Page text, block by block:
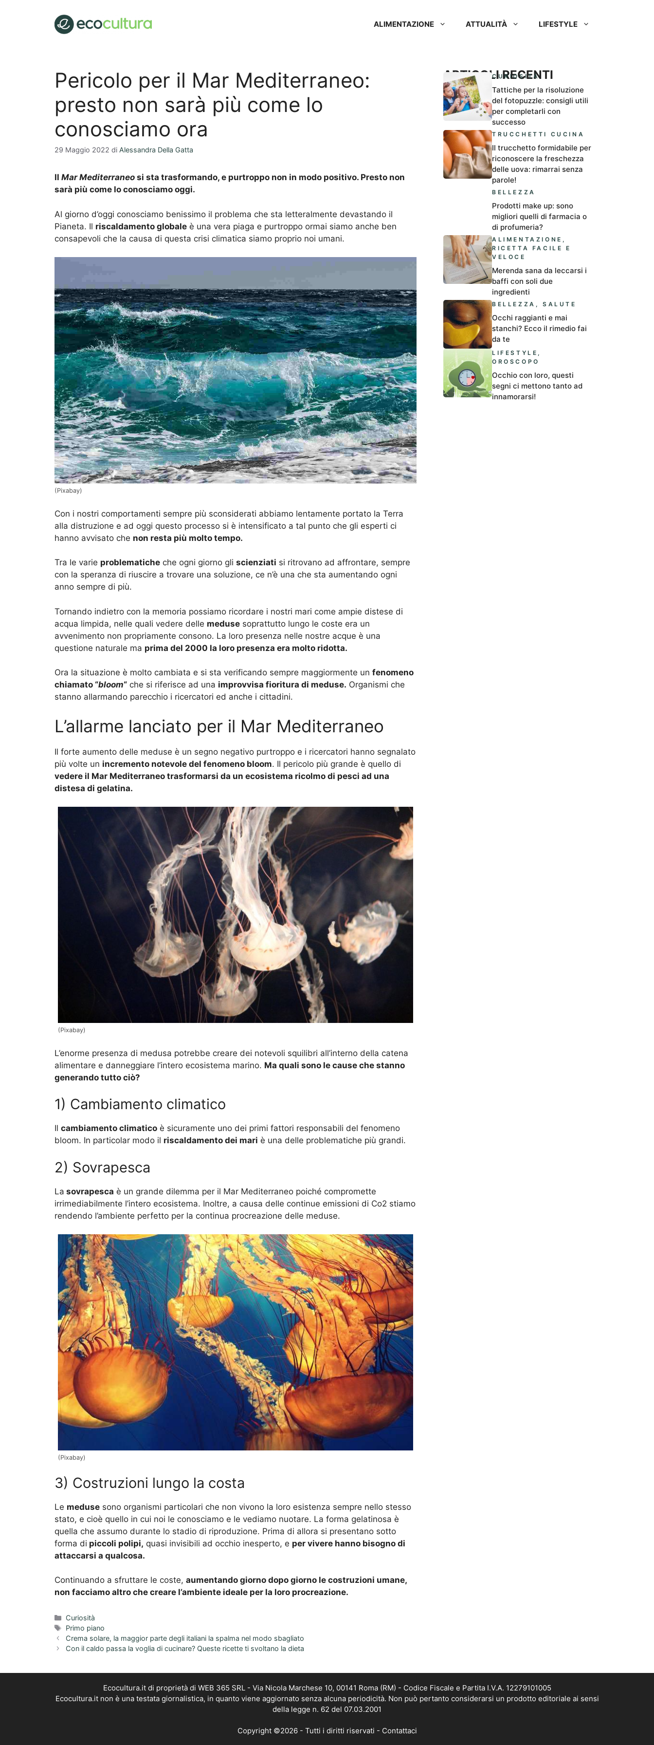
ALIMENTAZIONE ATTUALITÀ LIFESTYLE
Pericolo per il Mar Mediterraneo:
presto non sarà più come lo
conosciamo ora
29 Maggio 2022 di Alessandra Della Gatta
Il Mar Mediterraneo si sta trasformando, e purtroppo non in modo positivo. Presto non
sarà più come lo conosciamo oggi.
Al giorno d’oggi conosciamo benissimo il problema che sta letteralmente devastando il
Pianeta. Il riscaldamento globale è una vera piaga e purtroppo ormai siamo anche ben
consapevoli che la causa di questa crisi climatica siamo proprio noi umani.
(Pixabay)
Con i nostri comportamenti sempre più sconsiderati abbiamo lentamente portato la Terra
alla distruzione e ad oggi questo processo si è intensificato a tal punto che gli esperti ci
hanno avvisato che non resta più molto tempo.
Tra le varie problematiche che ogni giorno gli scienziati si ritrovano ad affrontare, sempre
con la speranza di riuscire a trovare una soluzione, ce n’è una che sta aumentando ogni
anno sempre di più.
Tornando indietro con la memoria possiamo ricordare i nostri mari come ampie distese di
acqua limpida, nelle quali vedere delle meduse soprattutto lungo le coste era un
avvenimento non propriamente consono. La loro presenza nelle nostre acque è una
questione naturale ma prima del 2000 la loro presenza era molto ridotta.
Ora la situazione è molto cambiata e si sta verificando sempre maggiormente un fenomeno
chiamato “bloom“ che si riferisce ad una improvvisa fioritura di meduse. Organismi che
stanno allarmando parecchio i ricercatori ed anche i cittadini.
L’allarme lanciato per il Mar Mediterraneo
Il forte aumento delle meduse è un segno negativo purtroppo e i ricercatori hanno segnalato
più volte un incremento notevole del fenomeno bloom. Il pericolo più grande è quello di
vedere il Mar Mediterraneo trasformarsi da un ecosistema ricolmo di pesci ad una
distesa di gelatina.
(Pixabay)
L’enorme presenza di medusa potrebbe creare dei notevoli squilibri all’interno della catena
alimentare e danneggiare l’intero ecosistema marino. Ma quali sono le cause che stanno
generando tutto ciò?
1) Cambiamento climatico
Il cambiamento climatico è sicuramente uno dei primi fattori responsabili del fenomeno
bloom. In particolar modo il riscaldamento dei mari è una delle problematiche più grandi.
2) Sovrapesca
La sovrapesca è un grande dilemma per il Mar Mediterraneo poiché compromette
irrimediabilmente l’intero ecosistema. Inoltre, a causa delle continue emissioni di Co2 stiamo
rendendo l’ambiente perfetto per la continua procreazione delle meduse.
(Pixabay)
3) Costruzioni lungo la costa
Le meduse sono organismi particolari che non vivono la loro esistenza sempre nello stesso
stato, e cioè quello in cui noi le conosciamo e le vediamo nuotare. La forma gelatinosa è
quella che assumo durante lo stadio di riproduzione. Prima di allora si presentano sotto
forma di piccoli polipi, quasi invisibili ad occhio inesperto, e per vivere hanno bisogno di
attaccarsi a qualcosa.
Continuando a sfruttare le coste, aumentando giorno dopo giorno le costruzioni umane,
non facciamo altro che creare l’ambiente ideale per la loro procreazione.
Categorie
Curiosità
Tag
Primo piano
Crema solare, la maggior parte degli italiani la spalma nel modo sbagliato
Con il caldo passa la voglia di cucinare? Queste ricette ti svoltano la dieta
ARTICOLI RECENTI
CURIOSITÀ
Tattiche per la risoluzione
del fotopuzzle: consigli utili
per completarli con
successo
TRUCCHETTI CUCINA
Il trucchetto formidabile per
riconoscere la freschezza
delle uova: rimarrai senza
parole!
BELLEZZA
Prodotti make up: sono
migliori quelli di farmacia o
di profumeria?
ALIMENTAZIONE ,
RICETTA FACILE E
VELOCE
Merenda sana da leccarsi i
baffi con soli due
ingredienti
BELLEZZA ,SALUTE
Occhi raggianti e mai
stanchi? Ecco il rimedio fai
da te
LIFESTYLE ,
OROSCOPO
Occhio con loro, questi
segni ci mettono tanto ad
innamorarsi!
Ecocultura.it di proprietà di WEB 365 SRL - Via Nicola Marchese 10, 00141 Roma (RM) - Codice Fiscale e Partita I.V.A. 12279101005
Ecocultura.it non è una testata giornalistica, in quanto viene aggiornato senza alcuna periodicità. Non può pertanto considerarsi un prodotto editoriale ai sensi
della legge n. 62 del 07.03.2001
Copyright ©2026 - Tutti i diritti riservati - Contattaci